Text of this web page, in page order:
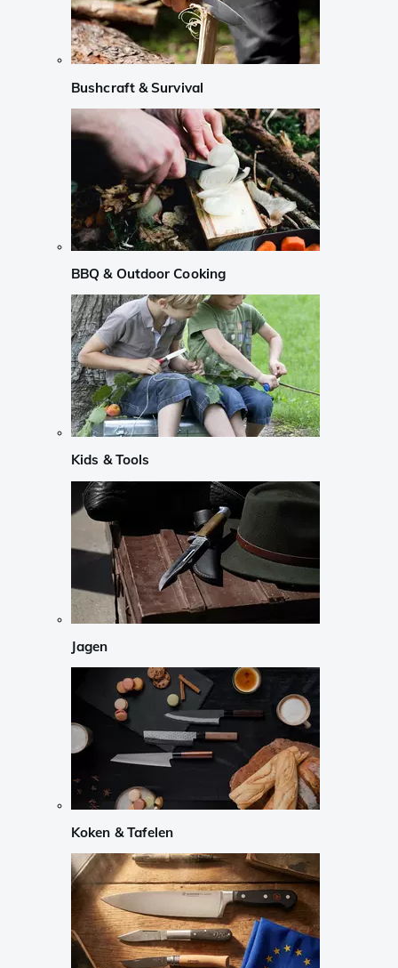
Bushcraft & Survival
BBQ & Outdoor Cooking
Kids & Tools
Jagen
Koken & Tafelen